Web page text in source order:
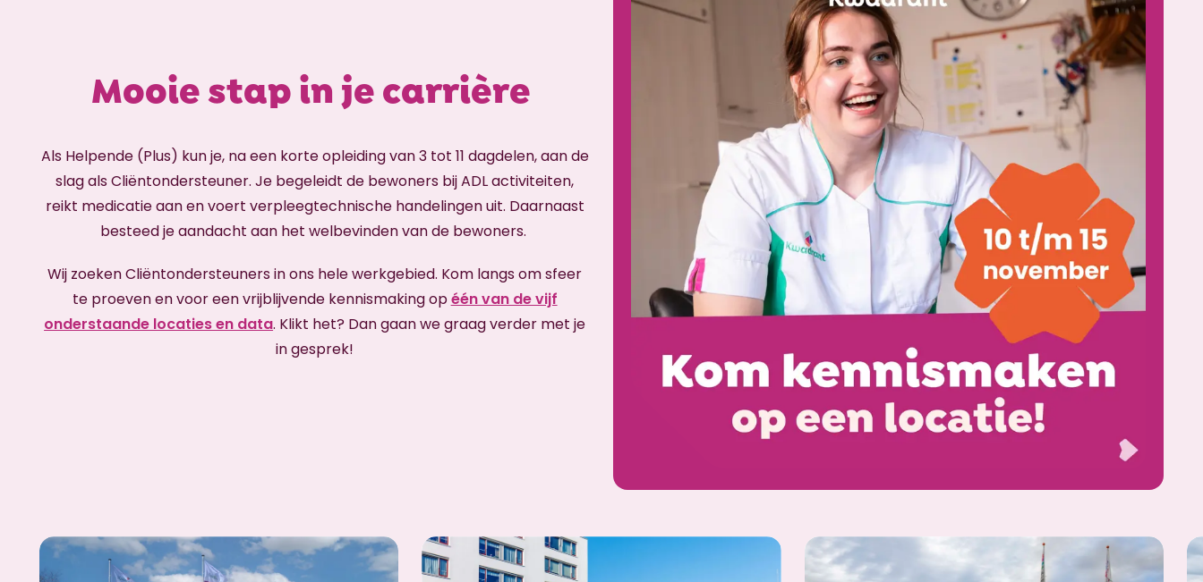
Mooie stap in je carrière
Als Helpende (Plus) kun je, na een korte opleiding van 3 tot 11 dagdelen, aan de
slag als Cliëntondersteuner. Je begeleidt de bewoners bij ADL activiteiten,
reikt medicatie aan en voert verpleegtechnische handelingen uit. Daarnaast
besteed je aandacht aan het welbevinden van de bewoners.
Wij zoeken Cliëntondersteuners in ons hele werkgebied. Kom langs om sfeer
te proeven en voor een vrijblijvende kennismaking opéén van de vijf
onderstaande locaties en data. Klikt het? Dan gaan we graag verder met je
in gesprek!